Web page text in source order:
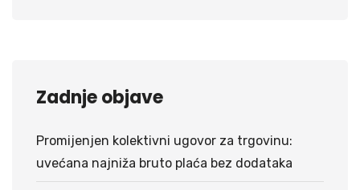
Zadnje objave
Promijenjen kolektivni ugovor za trgovinu:
uvećana najniža bruto plaća bez dodataka